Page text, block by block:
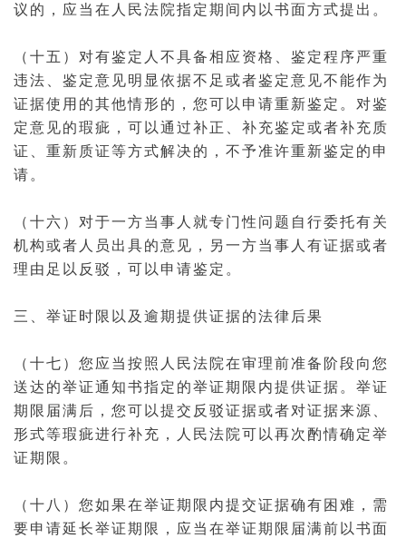
议的，应当在人民法院指定期间内以书面方式提出。
（十五）对有鉴定人不具备相应资格、鉴定程序严重
违法、鉴定意见明显依据不足或者鉴定意见不能作为
证据使用的其他情形的，您可以申请重新鉴定。对鉴
定意见的瑕疵，可以通过补正、补充鉴定或者补充质
证、重新质证等方式解决的，不予准许重新鉴定的申
请。
（十六）对于一方当事人就专门性问题自行委托有关
机构或者人员出具的意见，另一方当事人有证据或者
理由足以反驳，可以申请鉴定。
三、举证时限以及逾期提供证据的法律后果
（十七）您应当按照人民法院在审理前准备阶段向您
送达的举证通知书指定的举证期限内提供证据。举证
期限届满后，您可以提交反驳证据或者对证据来源、
形式等瑕疵进行补充，人民法院可以再次酌情确定举
证期限。
（十八）您如果在举证期限内提交证据确有困难，需
要申请延长举证期限，应当在举证期限届满前以书面